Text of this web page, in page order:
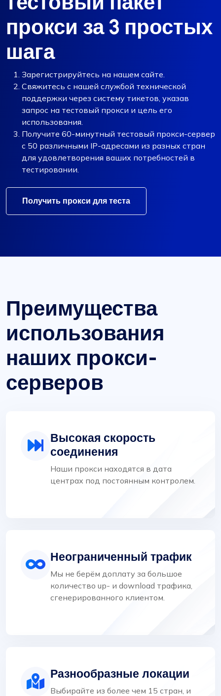
прокси за 3 простых
шага
Зарегистрируйтесь на нашем сайте.
Свяжитесь с нашей службой технической
поддержки через систему тикетов, указав
запрос на тестовый прокси и цель его
использования.
Получите 60-минутный тестовый прокси-сервер
с 50 различными IP-адресами из разных стран
для удовлетворения ваших потребностей в
тестировании.
Получить прокси для теста
Преимущества
использования
наших прокси-
серверов
Высокая скорость
соединения
Наши прокси находятся в дата
центрах под постоянным контролем.
Неограниченный трафик
Мы не берём доплату за большое
количество up- и download трафика,
сгенерированного клиентом.
Разнообразные локации
Выбирайте из более чем 15 стран, и